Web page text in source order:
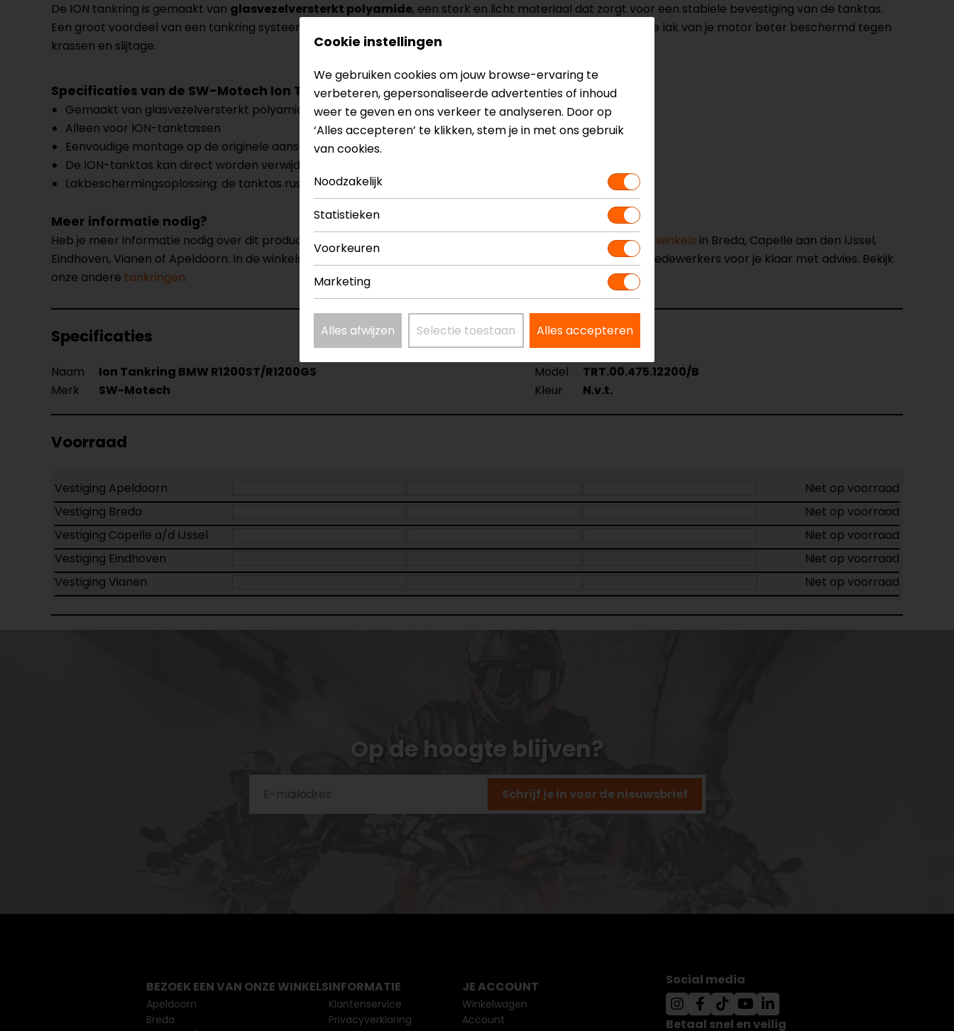
De ION tankring is gemaakt van glasvezelversterkt polyamide, een sterk en licht materiaal dat zorgt voor een stabiele bevestiging van de tanktas.
Een groot voordeel van een tankring systeem is dat de tanktas
. Hierdoor blijft de lak van je motor beter beschermd tegen
krassen en slijtage.
Specificaties van de SW-Motech Ion Tankring
Gemaakt van glasvezelversterkt polyamide
Alleen voor ION-tanktassen
Eenvoudige montage op de originele aansluitpunten nabij de brandstoftankopening
De ION-tanktas kan direct worden verwijderd om de motor bij te tanken
Lakbeschermingsoplossing: de tanktas rust niet op de tank
Meer informatie nodig?
Heb je meer informatie nodig over dit product? Neem dan met ons op of kom langs in één vanonze winkels in Breda, Capelle aan den IJssel,
Eindhoven, Vianen of Apeldoorn. In de winkels kun je het product bekijken & passen en staan onze verkoopmedewerkers voor je klaar met advies. Bekijk
onze andere tankringen.
Specificaties
Naam Ion Tankring BMW R1200ST/R1200GS Model
TRT.00.475.12200/B
Merk
SW-Motech Kleur N.v.t.
Voorraad
Vestiging Apeldoorn
Niet op voorraad
Vestiging Breda
Niet op voorraad
Vestiging Capelle a/d IJssel
Niet op voorraad
Vestiging Eindhoven
Niet op voorraad
Vestiging Vianen
Niet op voorraad
Op de hoogte blijven?
Schrijf je in voor de nieuwsbrief
Cookie instellingen
We gebruiken cookies om jouw browse-ervaring te
verbeteren, gepersonaliseerde advertenties of inhoud
weer te geven en ons verkeer te analyseren. Door op
‘Alles accepteren’ te klikken, stem je in met ons gebruik
van cookies.
Noodzakelijk
Statistieken
Voorkeuren
Marketing
Alles afwijzen Selectie toestaan Alles accepteren
BEZOEK EEN VAN ONZE WINKELS
Apeldoorn
Breda
INFORMATIE
Klantenservice
Privacyverklaring
JE ACCOUNT
Winkelwagen
Account
Social media
Betaal snel en veilig